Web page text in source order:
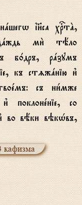
дaждь ми2 тёло
б0дръ, рaзумъ
къ стzжaнію и3
съ ни1мже
поклонeніе, со
во вёки вэкHвъ,
кафизма